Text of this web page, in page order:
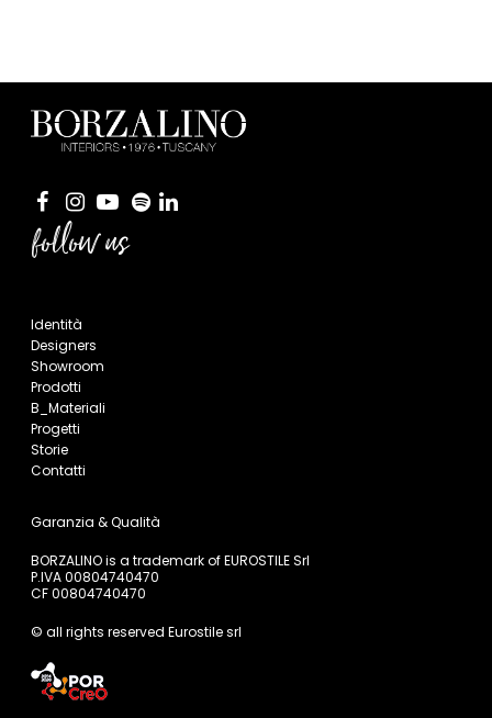
follow us
Identità
Designers
Showroom
Prodotti
B_Materiali
Progetti
Storie
Contatti
Garanzia & Qualità
BORZALINO is a trademark of EUROSTILE Srl
P.IVA 00804740470
CF 00804740470
© all rights reserved Eurostile srl